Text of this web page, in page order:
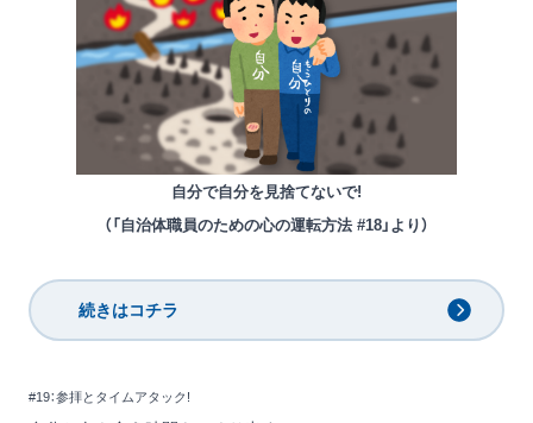
自分で自分を見捨てないで!
（「自治体職員のための心の運転方法 #18」より）
続きはコチラ
#19：参拝とタイムアタック!